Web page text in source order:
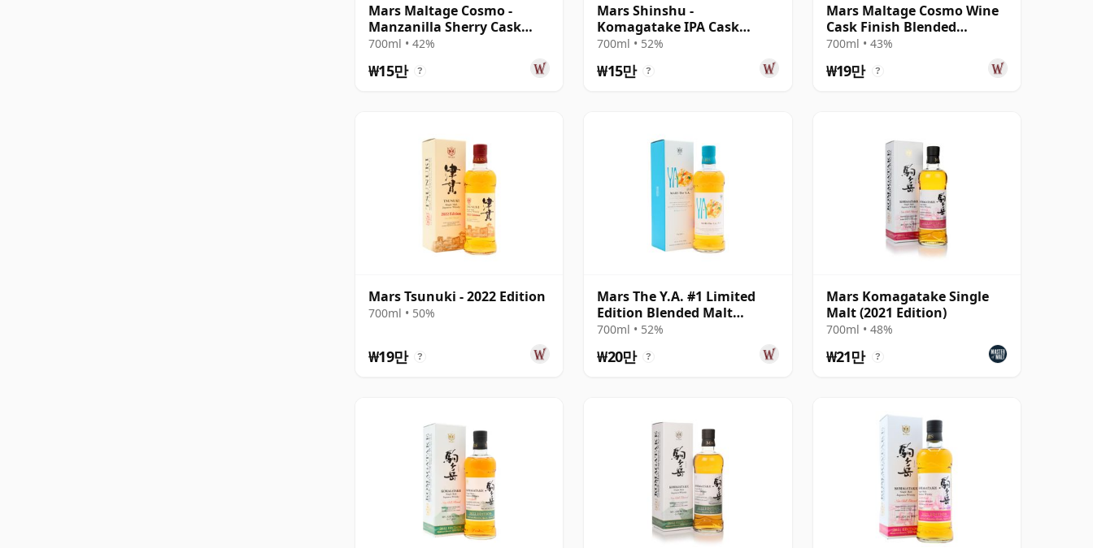
Mars Maltage Cosmo -
Manzanilla Sherry Cask
Blended Jap
700ml • 42%
₩15만 ?
Mars Shinshu -
Komagatake IPA Cask
Finish 2022 Single M
700ml • 52%
₩15만 ?
Mars Maltage Cosmo Wine
Cask Finish Blended
Japanese
700ml • 43%
₩19만 ?
Mars Tsunuki - 2022 Edition
700ml • 50%
₩19만 ?
Mars The Y.A. #1 Limited
Edition Blended Malt
Japanese
700ml • 52%
₩20만 ?
Mars Komagatake Single
Malt (2021 Edition)
700ml • 48%
₩21만 ?